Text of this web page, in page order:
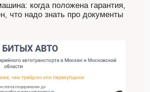
когда положена гарантия,
что надо знать про документы